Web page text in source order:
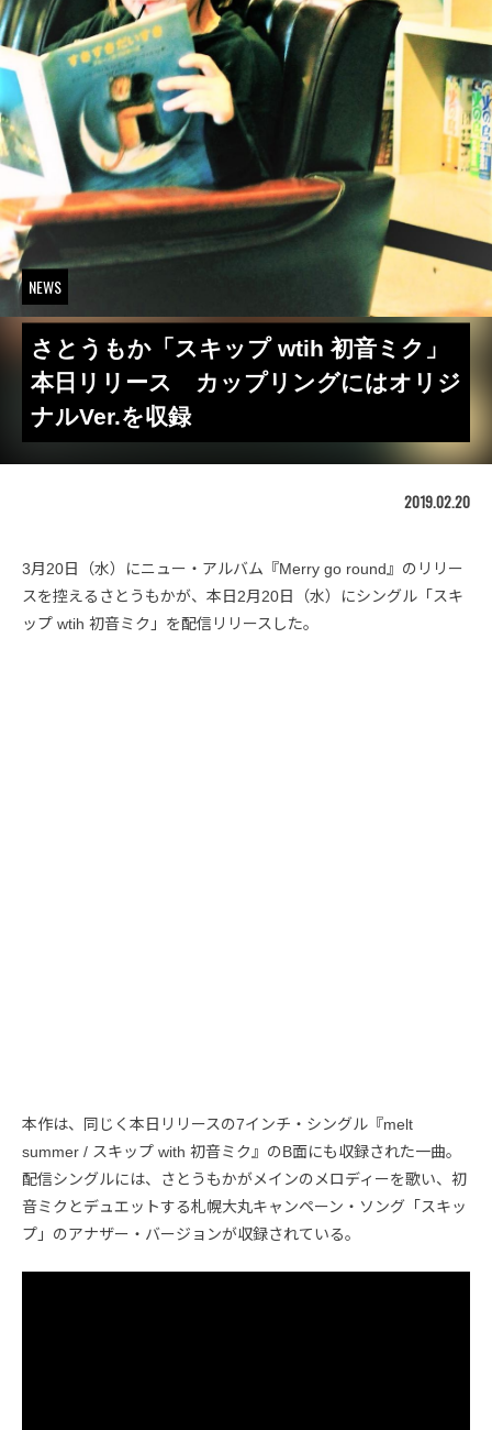
NEWS
さとうもか「スキップ wtih 初音ミク」
本日リリース カップリングにはオリジ
ナルVer.を収録
2019.02.20
3月20日（水）にニュー・アルバム『Merry go round』のリリー
スを控えるさとうもかが、本日2月20日（水）にシングル「スキ
ップ wtih 初音ミク」を配信リリースした。
本作は、同じく本日リリースの7インチ・シングル『melt
summer / スキップ with 初音ミク』のB面にも収録された一曲。
配信シングルには、さとうもかがメインのメロディーを歌い、初
音ミクとデュエットする札幌大丸キャンペーン・ソング「スキッ
プ」のアナザー・バージョンが収録されている。